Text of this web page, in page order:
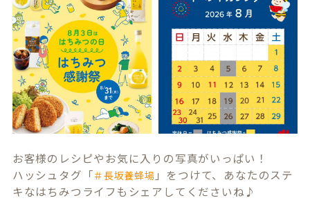
お客様のレシピやお気に入りの写真がいっぱい！
ハッシュタグ「＃長坂養蜂場 」をつけて、あなたのステ
キなはちみつライフもシェアしてくださいね♪